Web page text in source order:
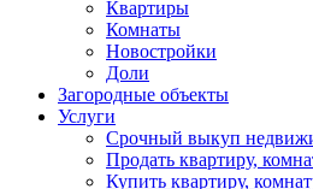
Квартиры
Комнаты
Новостройки
Доли
Загородные объекты
Услуги
Срочный выкуп
Продать квартиру,
Купить квартиру,